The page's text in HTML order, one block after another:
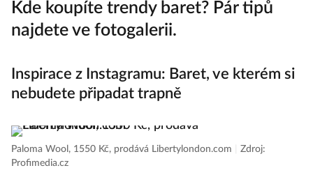
Kde koupíte trendy baret? Pár tipů
najdete ve fotogalerii.
Inspirace z Instagramu: Baret, ve kterém si
nebudete připadat trapně
Paloma Wool, 1550 Kč, prodává Libertylondon.com
Zdroj:
Profimedia.cz